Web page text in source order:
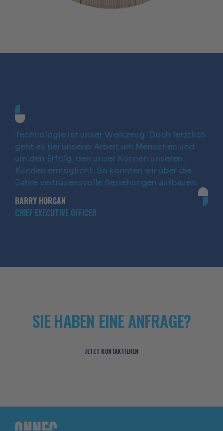
Technologie ist unser Werkzeug. Doch letztlich
geht es bei unserer Arbeit um Menschen und
um den Erfolg, den unser Können unseren
Kunden ermöglicht. So konnten wir über die
Jahre vertrauensvolle Beziehungen aufbauen.
BARRY HORGAN
CHIEF EXECUTIVE OFFICER
SIE HABEN EINE ANFRAGE?
JETZT KONTAKTIEREN